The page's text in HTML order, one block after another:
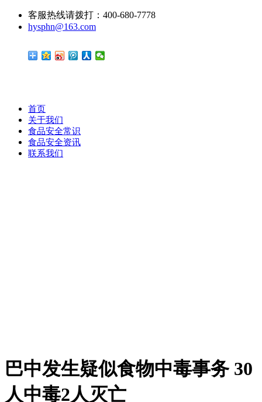
客服热线请拨打：400-680-7778
hysphn@163.com
首页
关于我们
食品安全常识
食品安全资讯
联系我们
巴中发生疑似食物中毒事务 30
人中毒2人灭亡